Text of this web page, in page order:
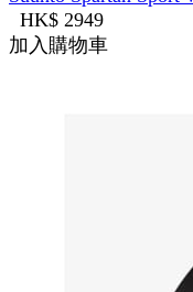
HK$ 2949
加入購物車